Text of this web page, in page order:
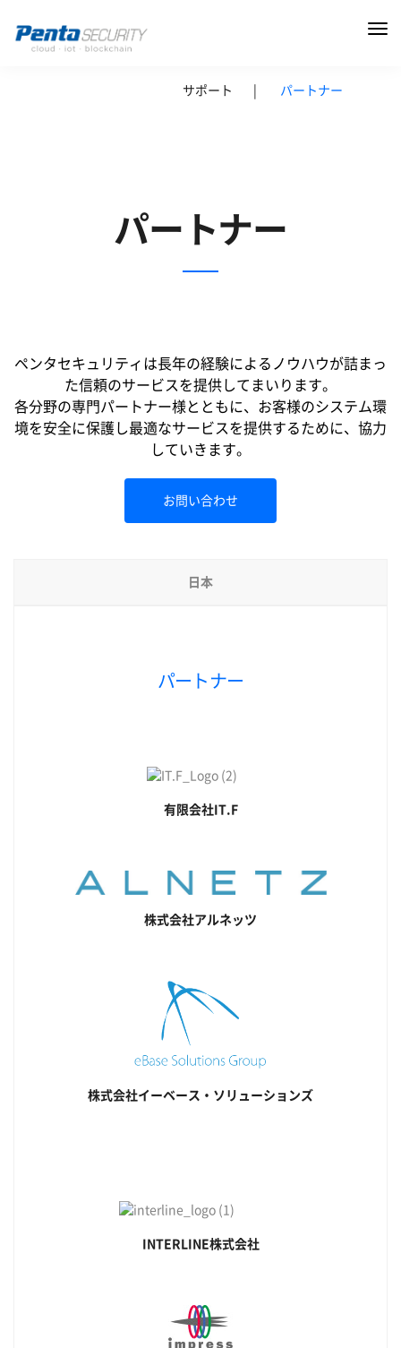
サポート パートナー
パートナー
ペンタセキュリティは長年の経験によるノウハウが詰まっ
た信頼のサービスを提供してまいります。
各分野の専門パートナー様とともに、 お客様のシステム環
境を安全に保護し最適なサービスを提供するために、協力
していきます。
お問い合わせ
日本
パートナー
有限会社IT.F
株式会社アルネッツ
株式会社イーベース・ソリューションズ
INTERLINE株式会社